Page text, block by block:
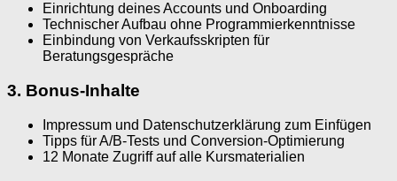
Einrichtung deines Accounts und Onboarding
Technischer Aufbau ohne Programmierkenntnisse
Einbindung von Verkaufsskripten für
Beratungsgespräche
3. Bonus-Inhalte
Impressum und Datenschutzerklärung zum Einfügen
Tipps für A/B-Tests und Conversion-Optimierung
12 Monate Zugriff auf alle Kursmaterialien